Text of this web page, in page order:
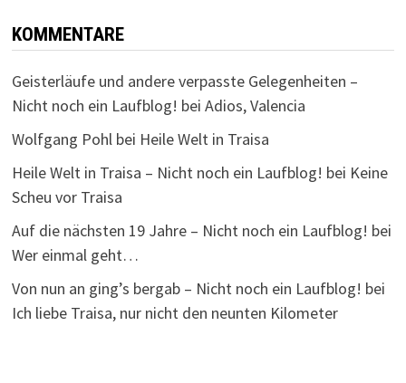
KOMMENTARE
Geisterläufe und andere verpasste Gelegenheiten –
Nicht noch ein Laufblog! bei Adios, Valencia
Wolfgang Pohlbei Heile Welt in Traisa
Heile Welt in Traisa – Nicht noch ein Laufblog! bei Keine
Scheu vor Traisa
Auf die nächsten 19 Jahre – Nicht noch ein Laufblog! bei
Wer einmal geht…
Von nun an ging’s bergab – Nicht noch ein Laufblog! bei
Ich liebe Traisa, nur nicht den neunten Kilometer